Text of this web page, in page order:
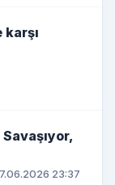
Savaşıyor,
23:37